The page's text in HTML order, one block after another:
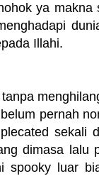
ya
Illahi.
pernah
sekali
dimasa lalu
spooky luar